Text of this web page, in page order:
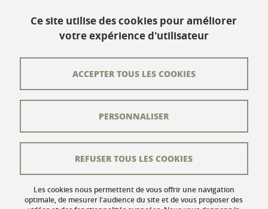
L'équipe éditoriale
Crédits
Mentions légales
Données personnelles
Ce site utilise des cookies pour améliorer
votre expérience d'utilisateur
Les cookies nous permettent de vous offrir une navigation
optimale, de mesurer l'audience du site et de vous proposer des
ACCEPTER TOUS LES COOKIES
REFUSER TOUS LES COOKIES
PERSONNALISER